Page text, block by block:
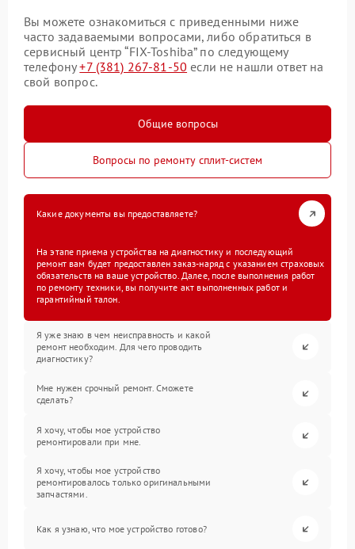
Вы можете ознакомиться с приведенными ниже
часто задаваемыми вопросами, либо обратиться в
сервисный центр “FIX-Toshiba” по следующему
телефону+7 (381) 267-81-50 если не нашли ответ на
свой вопрос.
Общие вопросы
Вопросы по ремонту сплит-систем
Какие документы вы предоставляете?
На этапе приема устройства на диагностику и последующий
ремонт вам будет предоставлен заказ-наряд с указанием страховых
обязательств на ваше устройство. Далее, после выполнения работ
по ремонту техники, вы получите акт выполненных работ и
гарантийный талон.
Я уже знаю в чем неисправность и какой
ремонт необходим. Для чего проводить
диагностику?
Мне нужен срочный ремонт. Сможете
сделать?
Я хочу, чтобы мое устройство
ремонтировали при мне.
Я хочу, чтобы мое устройство
ремонтировалось только оригинальными
запчастями.
Как я узнаю, что мое устройство готово?